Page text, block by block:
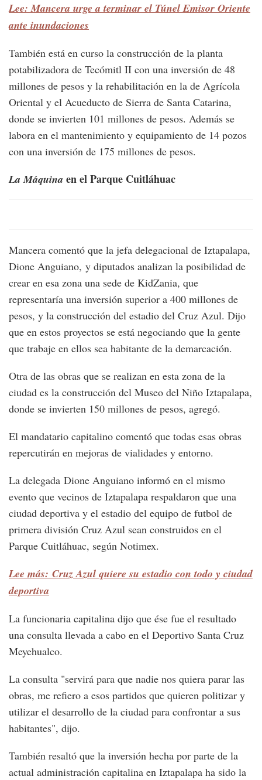
Lee: Mancera urge a terminar el Túnel Emisor Oriente
ante inundaciones
También está en curso la construcción de la planta
potabilizadora de Tecómitl II con una inversión de 48
millones de pesos y la rehabilitación en la de Agrícola
Oriental y el Acueducto de Sierra de Santa Catarina,
donde se invierten 101 millones de pesos. Además se
labora en el mantenimiento y equipamiento de 14 pozos
con una inversión de 175 millones de pesos.
La Máquina en el Parque Cuitláhuac
Mancera comentó que la jefa delegacional de Iztapalapa,
Dione Anguiano, y diputados analizan la posibilidad de
crear en esa zona una sede de KidZania, que
representaría una inversión superior a 400 millones de
pesos, y la construcción del estadio del Cruz Azul. Dijo
que en estos proyectos se está negociando que la gente
que trabaje en ellos sea habitante de la demarcación.
Otra de las obras que se realizan en esta zona de la
ciudad es la construcción del Museo del Niño Iztapalapa,
donde se invierten 150 millones de pesos, agregó.
El mandatario capitalino comentó que todas esas obras
repercutirán en mejoras de vialidades y entorno.
La delegada Dione Anguiano informó en el mismo
evento que vecinos de Iztapalapa respaldaron que una
ciudad deportiva y el estadio del equipo de futbol de
primera división Cruz Azul sean construidos en el
Parque Cuitláhuac, según Notimex.
Lee más: Cruz Azul quiere su estadio con todo y ciudad
deportiva
La funcionaria capitalina dijo que ése fue el resultado
una consulta llevada a cabo en el Deportivo Santa Cruz
Meyehualco.
La consulta "servirá para que nadie nos quiera parar las
obras, me refiero a esos partidos que quieren politizar y
utilizar el desarrollo de la ciudad para confrontar a sus
habitantes", dijo.
También resaltó que la inversión hecha por parte de la
actual administración capitalina en Iztapalapa ha sido la